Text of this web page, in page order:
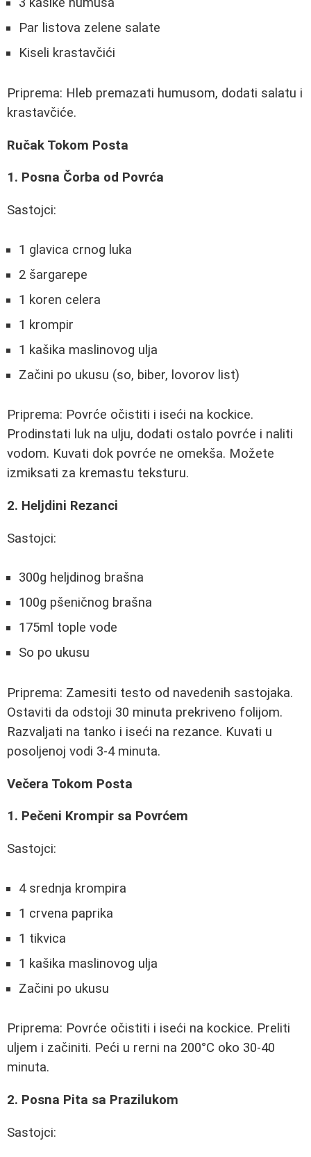
Par listova zelene salate
Kiseli krastavčići
Priprema: Hleb premazati humusom, dodati salatu i
krastavčiće.
Ručak Tokom Posta
1. Posna Čorba od Povrća
Sastojci:
1 glavica crnog luka
2 šargarepe
1 koren celera
1 krompir
1 kašika maslinovog ulja
Začini po ukusu (so, biber, lovorov list)
Priprema: Povrće očistiti i iseći na kockice.
Prodinstati luk na ulju, dodati ostalo povrće i naliti
vodom. Kuvati dok povrće ne omekša. Možete
izmiksati za kremastu teksturu.
2. Heljdini Rezanci
Sastojci:
300g heljdinog brašna
100g pšeničnog brašna
175ml tople vode
So po ukusu
Priprema: Zamesiti testo od navedenih sastojaka.
Ostaviti da odstoji 30 minuta prekriveno folijom.
Razvaljati na tanko i iseći na rezance. Kuvati u
posoljenoj vodi 3-4 minuta.
Večera Tokom Posta
1. Pečeni Krompir sa Povrćem
Sastojci:
4 srednja krompira
1 crvena paprika
1 tikvica
1 kašika maslinovog ulja
Začini po ukusu
Priprema: Povrće očistiti i iseći na kockice. Preliti
uljem i začiniti. Peći u rerni na 200°C oko 30-40
minuta.
2. Posna Pita sa Prazilukom
Sastojci: